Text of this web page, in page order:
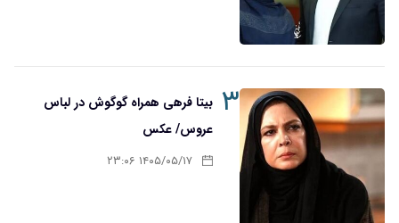
۳ بیتا فرهی همراه گوگوش در لباس
عروس/ عکس
۱۴۰۵/۰۵/۱۷ ۲۳:۰۶